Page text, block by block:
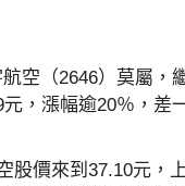
空（2646）莫屬，
，漲幅逾20％，差
股價來到37.10元，